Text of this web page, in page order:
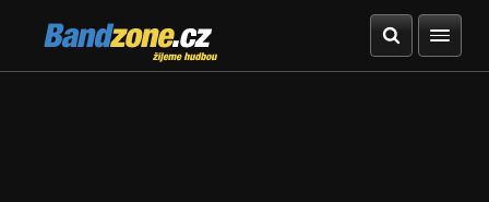
Bandzone.cz
žijeme hudbou